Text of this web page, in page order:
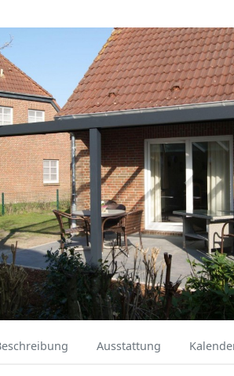
Ausstattung